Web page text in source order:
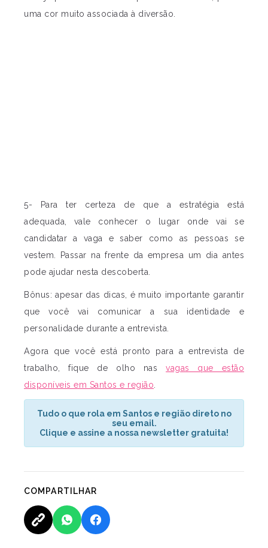
uma cor muito associada à diversão.
5- Para ter certeza de que a estratégia está
adequada, vale conhecer o lugar onde vai se
candidatar a vaga e saber como as pessoas se
vestem. Passar na frente da empresa um dia antes
pode ajudar nesta descoberta.
Bônus: apesar das dicas, é muito importante garantir
que você vai comunicar a sua identidade e
personalidade durante a entrevista.
Agora que você está pronto para a entrevista de
trabalho, fique de olho nasvagas que estão
disponíveis em Santos e região
Tudo o que rola em Santos e região direto no
seu email.
Clique e assine a nossa newsletter gratuita!
COMPARTILHAR